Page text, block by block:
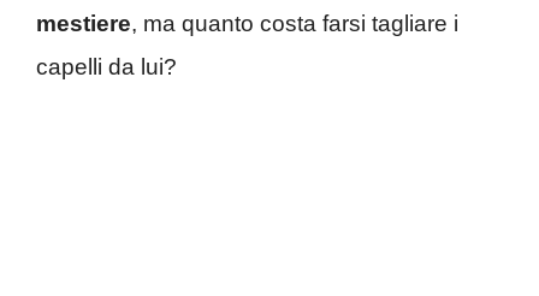
mestiere, ma quanto costa farsi tagliare i
capelli da lui?